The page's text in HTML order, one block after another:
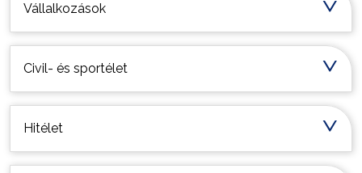
Vállalkozások
Civil- és sportélet
Hitélet